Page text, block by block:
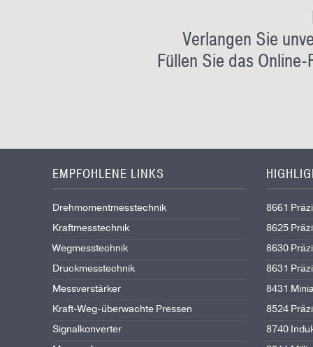
Verlangen Sie
Füllen Sie das
EMPFOHLENE LINKS
Drehmomentmesstechnik
Kraftmesstechnik
Wegmesstechnik
Druckmesstechnik
Messverstärker
Kraft-Weg-überwachte Pressen
Signalkonverter
8661
8625
8630
8631
8431
8524
8740